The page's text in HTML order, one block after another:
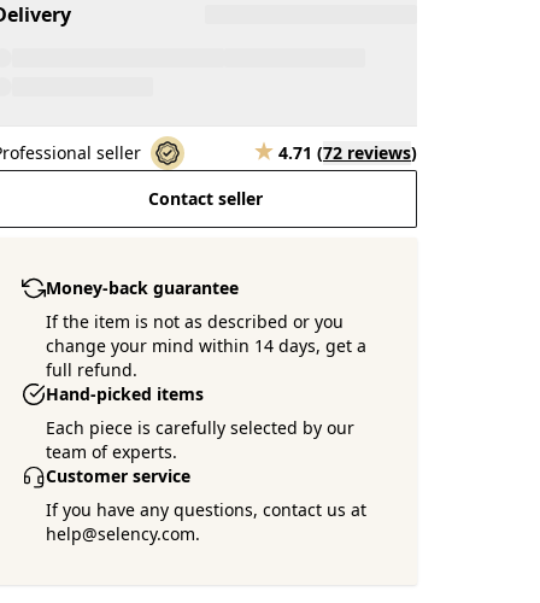
seller 4.71 (72 reviews)
Contact seller
Money-back guarantee
If the item is not as described or you
change your mind within 14 days, get a
full refund.
Hand-picked items
Each piece is carefully selected by our
team of experts.
Customer service
If you have any questions, contact us at
help@selency.com.